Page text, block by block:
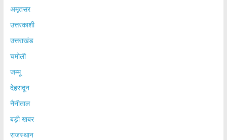
अमृतसर
उत्तरकाशी
उत्तराखंड
चमोली
जम्मू
देहरादून
नैनीताल
बड़ी खबर
राजस्थान